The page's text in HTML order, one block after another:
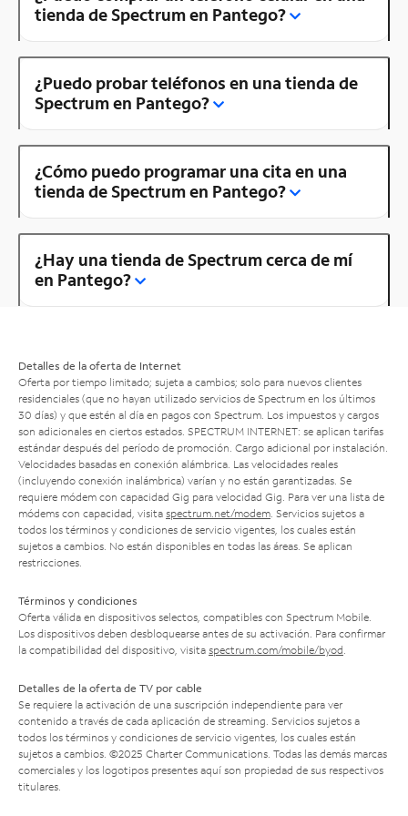
tienda de Spectrum en Pantego?
¿Puedo probar teléfonos en una tienda de
Spectrum en Pantego?
¿Cómo puedo programar una cita en una
tienda de Spectrum en Pantego?
¿Hay una tienda de Spectrum cerca de mí
en Pantego?
Detalles de la oferta de Internet
Oferta por tiempo limitado; sujeta a cambios; solo para nuevos clientes
residenciales (que no hayan utilizado servicios de Spectrum en los últimos
30 días) y que estén al día en pagos con Spectrum. Los impuestos y cargos
son adicionales en ciertos estados. SPECTRUM INTERNET: se aplican tarifas
estándar después del período de promoción. Cargo adicional por instalación.
Velocidades basadas en conexión alámbrica. Las velocidades reales
(incluyendo conexión inalámbrica) varían y no están garantizadas. Se
requiere módem con capacidad Gig para velocidad Gig. Para ver una lista de
módems con capacidad, visita spectrum.net/modem . Servicios sujetos a
todos los términos y condiciones de servicio vigentes, los cuales están
sujetos a cambios. No están disponibles en todas las áreas. Se aplican
restricciones.
Términos y condiciones
Oferta válida en dispositivos selectos, compatibles con Spectrum Mobile.
Los dispositivos deben desbloquearse antes de su activación. Para confirmar
la compatibilidad del dispositivo, visita spectrum.com/mobile/byod
Detalles de la oferta de TV por cable
Se requiere la activación de una suscripción independiente para ver
contenido a través de cada aplicación de streaming. Servicios sujetos a
todos los términos y condiciones de servicio vigentes, los cuales están
sujetos a cambios. ©2025 Charter Communications. Todas las demás marcas
comerciales y los logotipos presentes aquí son propiedad de sus respectivos
titulares.